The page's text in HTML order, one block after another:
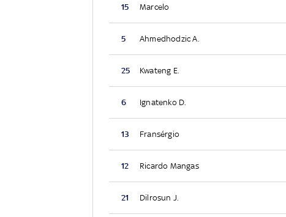
15 Marcelo
5 Ahmedhodzic A.
25 Kwateng E.
6 Ignatenko D.
13 Fransérgio
12 Ricardo Mangas
21 Dilrosun J.